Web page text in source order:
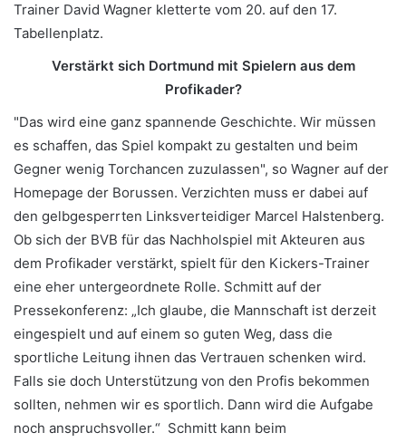
Trainer David Wagner kletterte vom 20. auf den 17.
Tabellenplatz.
Verstärkt sich Dortmund mit Spielern aus dem
Profikader?
"Das wird eine ganz spannende Geschichte. Wir müssen
es schaffen, das Spiel kompakt zu gestalten und beim
Gegner wenig Torchancen zuzulassen", so Wagner auf der
Homepage der Borussen. Verzichten muss er dabei auf
den gelbgesperrten Linksverteidiger Marcel Halstenberg.
Ob sich der BVB für das Nachholspiel mit Akteuren aus
dem Profikader verstärkt, spielt für den Kickers-Trainer
eine eher untergeordnete Rolle. Schmitt auf der
Pressekonferenz: „Ich glaube, die Mannschaft ist derzeit
eingespielt und auf einem so guten Weg, dass die
sportliche Leitung ihnen das Vertrauen schenken wird.
Falls sie doch Unterstützung von den Profis bekommen
sollten, nehmen wir es sportlich. Dann wird die Aufgabe
noch anspruchsvoller.“ Schmitt kann beim